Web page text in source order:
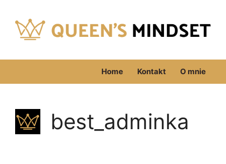
treści
Home Kontakt O mnie
best_adminka